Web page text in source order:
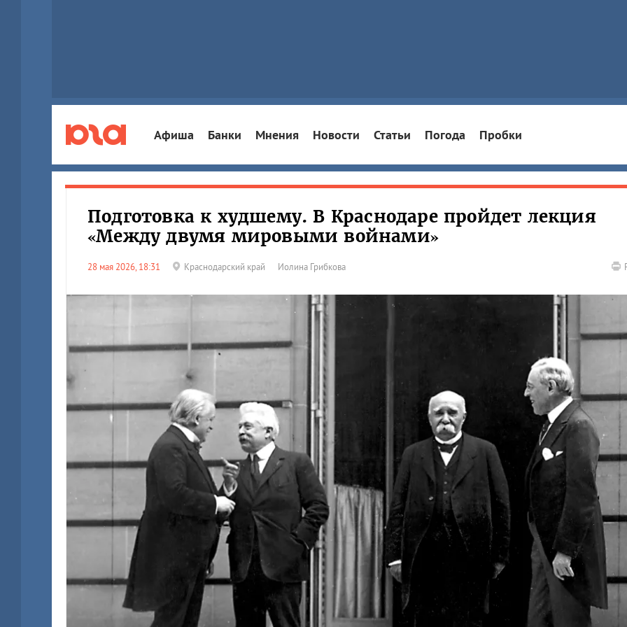
Афиша Банки Мнения Новости Статьи Погода Пробки
Подготовка к худшему. В Краснодаре пройдет лекция
«Между двумя мировыми войнами»
28 мая 2026, 18:31 Краснодарский край Иолина Грибкова